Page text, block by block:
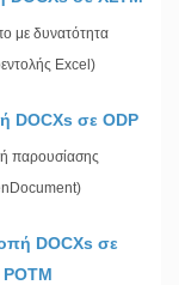
με δυνατότητα
Excel)
DOCXs σε ODP
παρουσίασης
DOCXs σε
POTM